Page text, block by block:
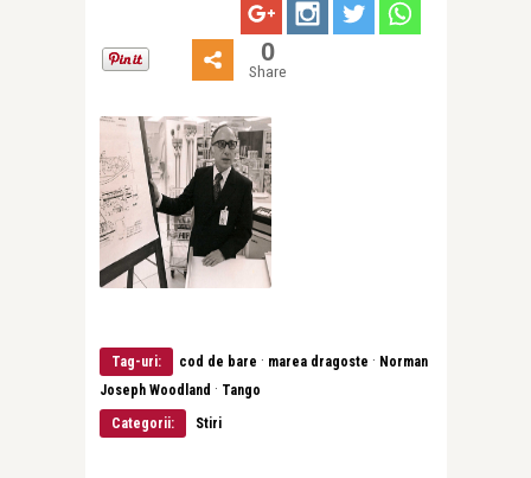
0
Share
Tag-uri: cod de bare · marea dragoste · Norman
Joseph Woodland · Tango
Categorii:
Stiri